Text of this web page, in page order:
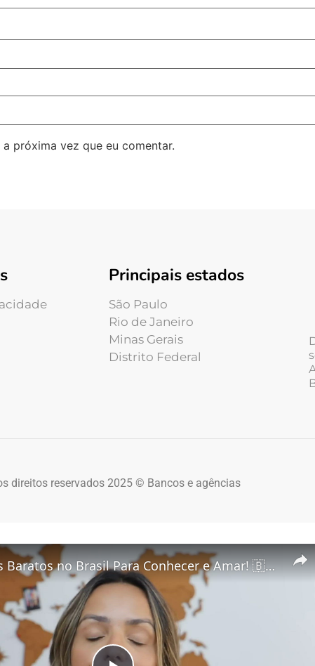
próxima vez que eu comentar.
Principais estados
São Paulo
Rio de Janeiro
Minas Gerais
Distrito Federal
direitos reservados 2025 © Bancos e agências
5 Destinos Baratos no Brasil Para Conhecer e Amar! 🇧🇷✨